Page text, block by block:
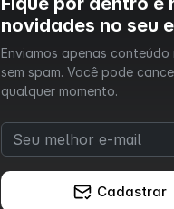
novidades no seu
Enviamos apenas conteúdo
sem spam. Você pode
qualquer momento.
Cadastrar